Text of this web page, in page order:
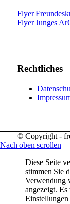
Flyer
Flyer Junges
Rechtliches
© Copyright -
Nach oben scrollen
Diese Seite
stimmen Sie
Verwendung
angezeigt.